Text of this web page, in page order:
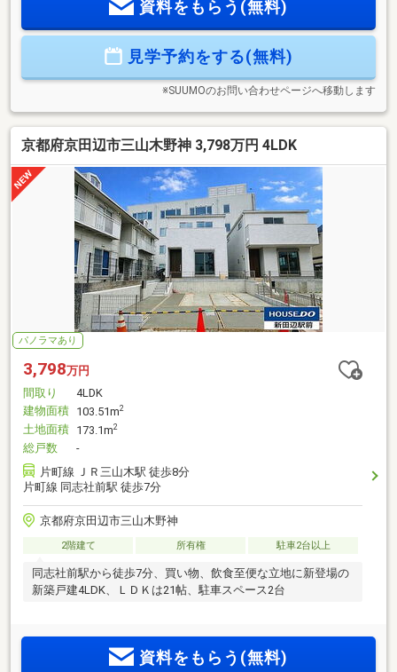
ースは2台分ございます♪□近隣環境■JR「同志社前」徒歩7分■
産までご相談ください公式LINEやお電話でご連絡いただけま
資料をもらう(無料)
見学予約をする(無料)
※SUUMOのお問い合わせページへ移動します
京都府京田辺市三山木野神 3,798万円 4LDK
パノラマあり
3,798万円
間取り
4LDK
建物面積 103.51m2
土地面積 173.1m2
総戸数
-
片町線 ＪＲ三山木駅 徒歩8分
片町線 同志社前駅 徒歩7分
京都府京田辺市三山木野神
2階建て 所有権 駐車2台以上
同志社前駅から徒歩7分、買い物、飲食至便な立地に新登場の
新築戸建4LDK、ＬＤＫは21帖、駐車スペース2台
資料をもらう(無料)